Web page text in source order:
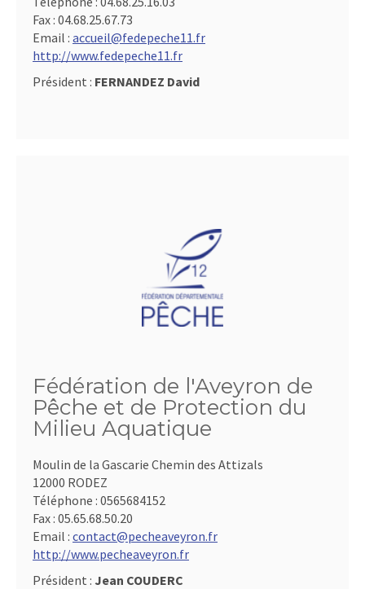
Fax : 04.68.25.67.73
Email : accueil@fedepeche11.fr
http://www.fedepeche11.fr
Président : FERNANDEZ David
Fédération de l'Aveyron de
Pêche et de Protection du
Milieu Aquatique
Moulin de la Gascarie Chemin des Attizals
12000 RODEZ
Téléphone : 0565684152
Fax : 05.65.68.50.20
Email : contact@pecheaveyron.fr
http://www.pecheaveyron.fr
Président : Jean COUDERC